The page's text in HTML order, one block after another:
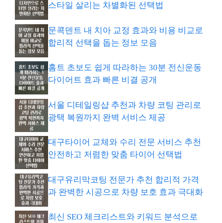
스타일 살리는 차별화된 선택법
문콕덴트 내 치아 교정 효과와 비용 비교로
합리적 선택을 돕는 정보 모음
홈트 초보도 쉽게 따라하는 30분 전신운동
다이어트 효과 빠른 비결 공개
서울 디테일링샵 추천과 차량 코팅 관리로
광택 복원까지 완벽 서비스 제공
대구타이어 교체와 수리 전문 서비스 추천
안전하고 저렴한 맞춤 타이어 선택법
대구유리막코팅 전문가 추천 합리적 가격
과 완벽한 시공으로 차량 보호 효과 극대화
최신 SEO 체크리스트와 키워드 분석으로